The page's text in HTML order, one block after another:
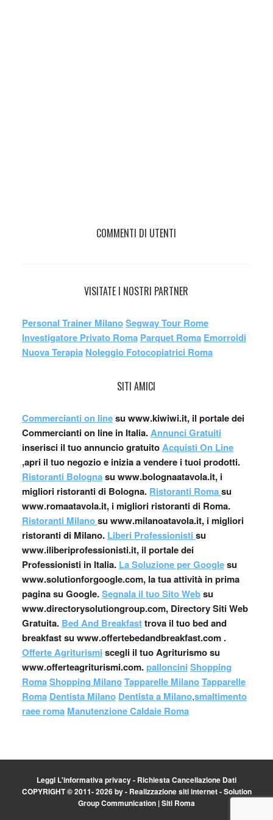
COMMENTI DI UTENTI
VISITATE I NOSTRI PARTNER
Personal Trainer MilanoSegway Tour Rome
Investigatore Privato Roma Parquet Roma Emorroidi
Nuova Terapia Noleggio Fotocopiatrici Roma
SITI AMICI
Commercianti on linesu www.kiwiwi.it, il portale dei
Commercianti on line in Italia.Annunci Gratuiti
inserisci il tuo annuncio gratuitoAcquisti On Line
,apri il tuo negozio e inizia a vendere i tuoi prodotti.
Ristoranti Bolognasu www.bolognaatavola.it, i
migliori ristoranti di Bologna. Ristoranti Romasu
www.romaatavola.it, i migliori ristoranti di Roma.
Ristoranti Milanosu www.milanoatavola.it, i migliori
ristoranti di Milano. Liberi Professionisti su
www.iliberiprofessionisti.it, il portale dei
Professionisti in Italia. La Soluzione per Googlesu
www.solutionforgoogle.com, la tua attività in prima
pagina su Google.Segnala il tuo Sito Websu
www.directorysolutiongroup.com, Directory Siti Web
Gratuita. Bed And Breakfasttrova il tuo bed and
breakfast su www.offertebedandbreakfast.com .
Offerte Agriturismi scegli il tuo Agriturismo su
www.offerteagriturismi.com. palloncini Shopping
RomaShopping MilanoTapparelle MilanoTapparelle
Roma Dentista Milano Dentista a Milano,smaltimento
raee roma Manutenzione Caldaie Roma
Leggi L'informativa privacy- Richiesta Cancellazione Dati
COPYRIGHT © 2011- 2026 by - Realizzazione siti internet-Solution
Group Communication |Siti Roma